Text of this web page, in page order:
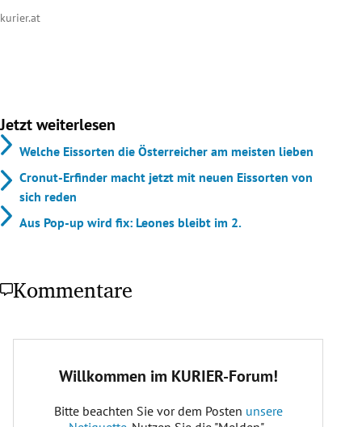
kurier.at
Jetzt weiterlesen
Welche Eissorten die Österreicher am meisten lieben
Cronut-Erfinder macht jetzt mit neuen Eissorten von
sich reden
Aus Pop-up wird fix: Leones bleibt im 2.
Kommentare